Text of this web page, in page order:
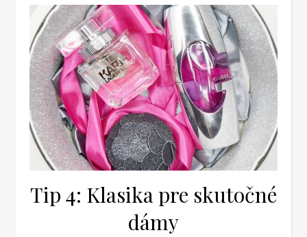
Tip 4: Klasika pre skutočné
dámy